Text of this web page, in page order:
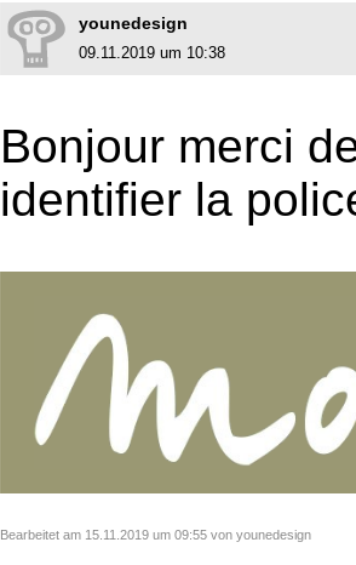
younedesign
09.11.2019 um 10:38
Bonjour merci
identifier la
Bearbeitet am 15.11.2019 um 09:55 von younedesign